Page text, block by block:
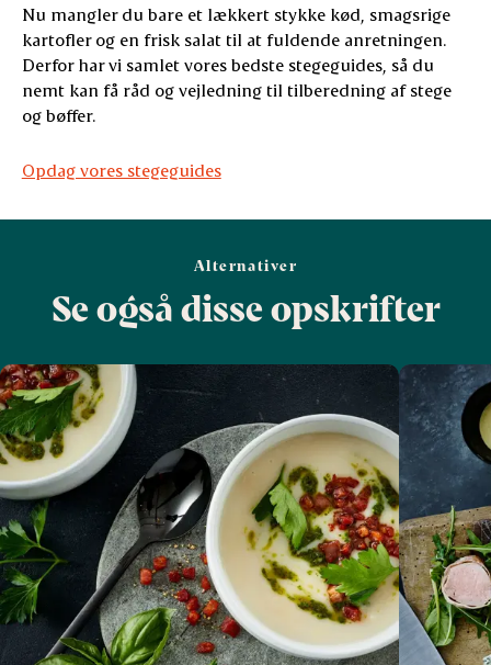
Nu mangler du bare et lækkert stykke kød, smagsrige
kartofler og en frisk salat til at fuldende anretningen.
Derfor har vi samlet vores bedste stegeguides, så du
nemt kan få råd og vejledning til tilberedning af stege
og bøffer.
Opdag vores stegeguides
Alternativer
Se også disse opskrifter